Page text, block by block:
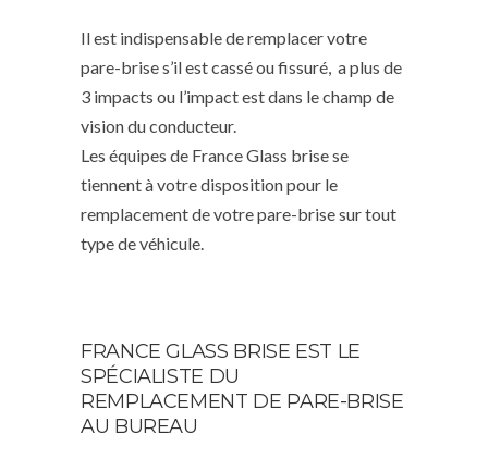
Il est indispensable de remplacer votre
pare-brise s’il est cassé ou fissuré, a plus de
3 impacts ou l’impact est dans le champ de
vision du conducteur.
Les équipes de France Glass brise se
tiennent à votre disposition pour le
remplacement de votre pare-brise sur tout
type de véhicule.
FRANCE GLASS BRISE EST LE
SPÉCIALISTE DU
REMPLACEMENT DE PARE-BRISE
AU BUREAU